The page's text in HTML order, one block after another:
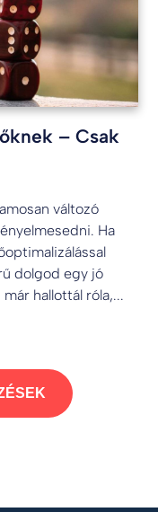
– Csak
változó
Ha
dolgod egy jó
hallottál róla,...